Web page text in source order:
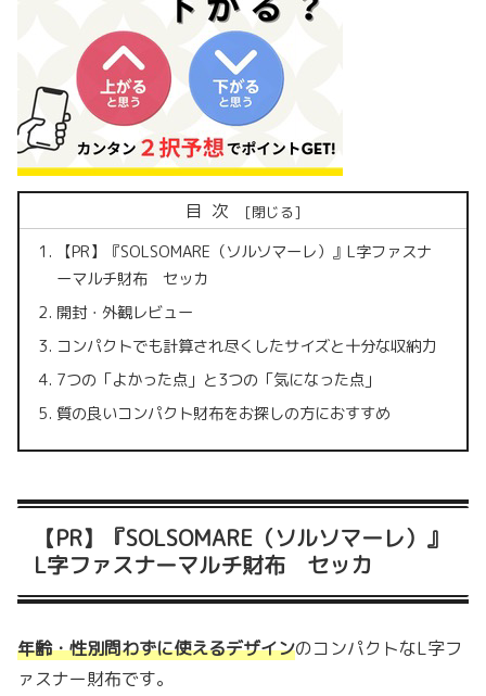
目次
【PR】『SOLSOMARE（ソルソマーレ）』L字ファスナ
ーマルチ財布 セッカ
開封・外観レビュー
コンパクトでも計算され尽くしたサイズと十分な収納力
7つの「よかった点」と3つの「気になった点」
質の良いコンパクト財布をお探しの方におすすめ
【PR】『SOLSOMARE（ソルソマーレ）』
L字ファスナーマルチ財布 セッカ
年齢・性別問わずに使えるデザインのコンパクトなL字フ
ァスナー財布です。